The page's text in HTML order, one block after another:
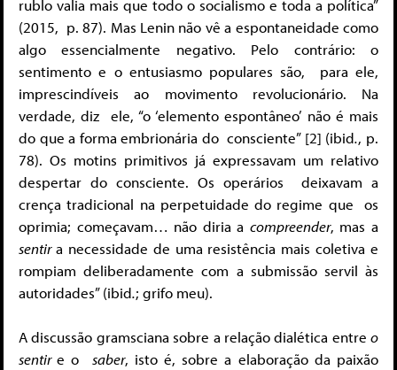
rublo valia mais que todo o socialismo e toda a política”
(2015, p. 87). Mas Lenin não vê a espontaneidade como
algo essencialmente negativo. Pelo contrário: o
sentimento e o entusiasmo populares são, para ele,
imprescindíveis ao movimento revolucionário. Na
verdade, diz ele, “o ‘elemento espontâneo’ não é mais
do que a forma embrionária do consciente” [2] (ibid., p.
78). Os motins primitivos já expressavam um relativo
despertar do consciente. Os operários deixavam a
crença tradicional na perpetuidade do regime que os
oprimia; começavam… não diria a compreender, mas a
sentira necessidade de uma resistência mais coletiva e
rompiam deliberadamente com a submissão servil às
autoridades” (ibid.; grifo meu).
A discussão gramsciana sobre a relação dialética entre o
sentire o saber, isto é, sobre a elaboração da paixão